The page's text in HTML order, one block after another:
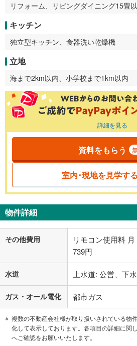
リフォーム、リビングダイニング15畳
キッチン
独立型キッチン、食器洗い乾燥機
立地
海まで2km以内、小学校まで1km以内
詳細を見る
資料をもらう
室内･現地を見学する
物件詳細
その他費用
リモコン使用料
739円
水道 上水道: 公営、下
ガス・オール電化 都市ガス
複数の不動産会社様が取り扱いされている物
化して表示しております。各項目の詳細に関
へご確認をお願いいたします。